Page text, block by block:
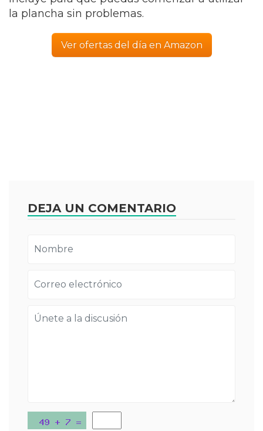
la plancha sin problemas.
Ver ofertas del día en Amazon
DEJA UN COMENTARIO